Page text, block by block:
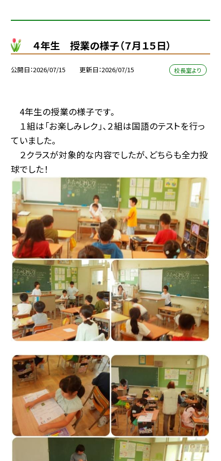
４年生 授業の様子（７月１５日）
公開日 2026/07/15 更新日 2026/07/15 校長室より
4年生の授業の様子です。
１組は「お楽しみレク」、２組は国語のテストを行っ
ていました。
２クラスが対象的な内容でしたが、どちらも全力投
球でした！